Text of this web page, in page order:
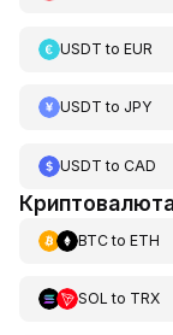
USDT to EUR
USDT to JPY
USDT to CAD
BTCto ETH
SOL to TRX